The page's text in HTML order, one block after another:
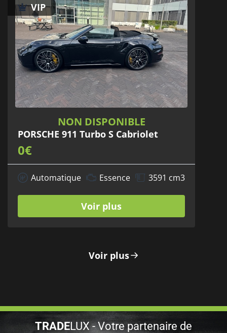
NON DISPONIBLE
PORSCHE 911 Turbo S Cabriolet
0€
Automatique Essence 3591 cm3
Voir plus
VIP
Voir plus
TRADELUX - Votre partenaire de